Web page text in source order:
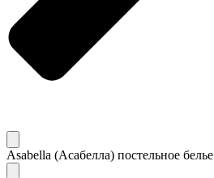
Asabella (Асабелла) постельное белье